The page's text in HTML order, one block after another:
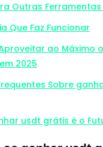
Outras Ferramentas
Que Faz Funcionar
ao Máximo
2025
Sobre
usdt grátis é o